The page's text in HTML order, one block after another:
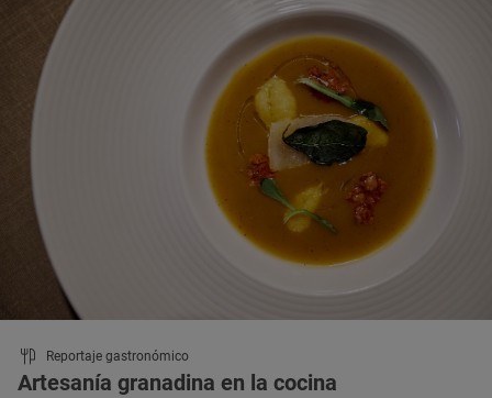
Reportaje gastronómico
Artesanía granadina en la cocina